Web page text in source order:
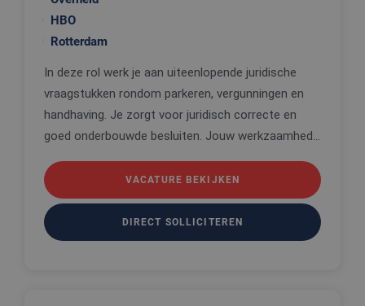
HBO
Rotterdam
In deze rol werk je aan uiteenlopende juridische
vraagstukken rondom parkeren, vergunningen en
handhaving. Je zorgt voor juridisch correcte en
goed onderbouwde besluiten. Jouw werkzaamhed...
VACATURE BEKIJKEN
DIRECT SOLLICITEREN